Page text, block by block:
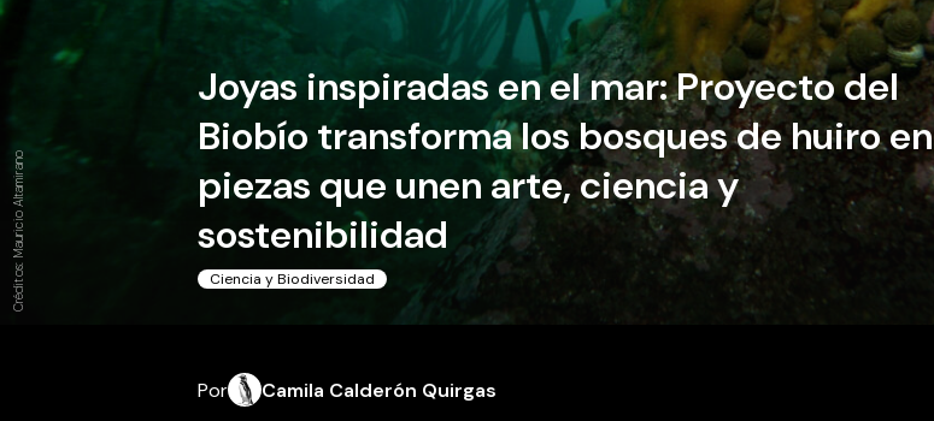
Créditos: Mauricio Altamirano
Joyas inspiradas en el mar: Proyecto del
Biobío transforma los bosques de huiro en
piezas que unen arte, ciencia y
sostenibilidad
Ciencia y Biodiversidad
Por Camila Calderón Quirgas